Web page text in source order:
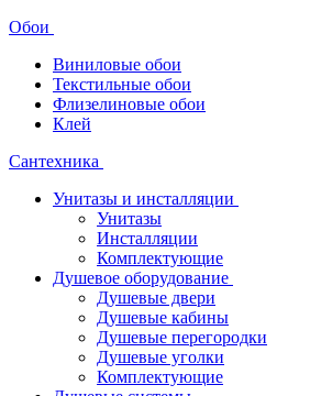
Обои
Виниловые обои
Текстильные обои
Флизелиновые обои
Клей
Сантехника
Унитазы и инсталляции
Унитазы
Инсталляции
Комплектующие
Душевое оборудование
Душевые двери
Душевые кабины
Душевые перегородки
Душевые уголки
Комплектующие